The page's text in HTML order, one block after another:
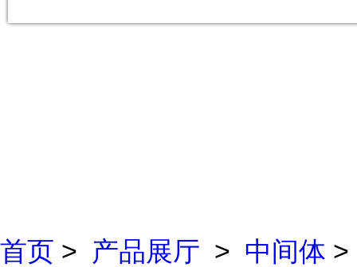
首页 > 产品展厅 > 中间体 >